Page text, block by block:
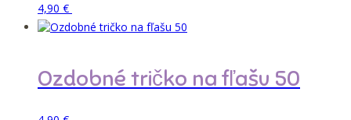
4,90 €
Ozdobné tričko na fľašu 50